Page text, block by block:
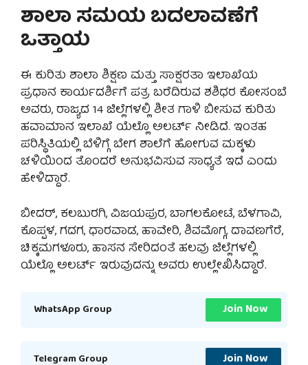
ಶಾಲಾ ಸಮಯ ಬದಲಾವಣೆಗೆ
ಒತ್ತಾಯ
ಈ ಕುರಿತು ಶಾಲಾ ಶಿಕ್ಷಣ ಮತ್ತು ಸಾಕ್ಷರತಾ ಇಲಾಖೆಯ
ಪ್ರಧಾನ ಕಾರ್ಯದರ್ಶಿಗೆ ಪತ್ರ ಬರೆದಿರುವ ಶಶಿಧರ ಕೋಸಂಬೆ
ಅವರು, ರಾಜ್ಯದ 14 ಜಿಲ್ಲೆಗಳಲ್ಲಿ ಶೀತ ಗಾಳಿ ಬೀಸುವ ಕುರಿತು
ಹವಾಮಾನ ಇಲಾಖೆ ಯೆಲ್ಲೊ ಅಲರ್ಟ್ ನೀಡಿದೆ. ಇಂತಹ
ಪರಿಸ್ಥಿತಿಯಲ್ಲಿ ಬೆಳಿಗ್ಗೆ ಬೇಗ ಶಾಲೆಗೆ ಹೋಗುವ ಮಕ್ಕಳು
ಚಳಿಯಿಂದ ತೊಂದರೆ ಅನುಭವಿಸುವ ಸಾಧ್ಯತೆ ಇದೆ ಎಂದು
ಹೇಳಿದ್ದಾರೆ.
ಬೀದರ್, ಕಲಬುರಗಿ, ವಿಜಯಪುರ, ಬಾಗಲಕೋಟೆ, ಬೆಳಗಾವಿ,
ಕೊಪ್ಪಳ, ಗದಗ, ಧಾರವಾಡ, ಹಾವೇರಿ, ಶಿವಮೊಗ್ಗ, ದಾವಣಗೆರೆ,
ಚಿಕ್ಕಮಗಳೂರು, ಹಾಸನ ಸೇರಿದಂತೆ ಹಲವು ಜಿಲ್ಲೆಗಳಲ್ಲಿ
ಯೆಲ್ಲೊ ಅಲರ್ಟ್ ಇರುವುದನ್ನು ಅವರು ಉಲ್ಲೇಖಿಸಿದ್ದಾರೆ.
WhatsApp Group Join Now
Telegram Group Join Now